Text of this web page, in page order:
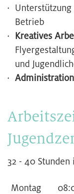
Unterstützung
Betrieb
Kreatives
und
Administration
32 - 40
Montag